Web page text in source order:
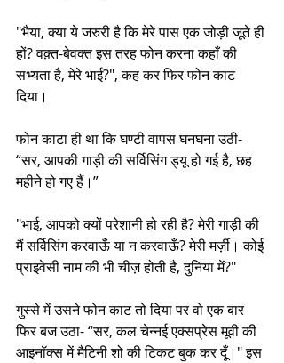
"भैया, क्या ये जरुरी है कि मेरे पास एक जोड़ी जूते ही
हों? वक़्त-बेवक्त इस तरह फोन करना कहाँ की
सभ्यता है, मेरे भाई?", कह कर फिर फोन काट
दिया।
फोन काटा ही था कि घण्टी वापस घनघना उठी-
“सर, आपकी गाड़ी की सर्विसिंग ड्यू हो गई है, छह
महीने हो गए हैं।”
"भाई, आपको क्यों परेशानी हो रही है? मेरी गाड़ी की
मैं सर्विसिंग करवाऊँ या न करवाऊँ? मेरी मर्ज़ी। कोई
प्राइवेसी नाम की भी चीज़ होती है, दुनिया में?"
गुस्से में उसने फोन काट तो दिया पर वो एक बार
फिर बज उठा- “सर, कल चेन्नई एक्सप्रेस मूवी की
आइनॉक्स में मैटिनी शो की टिकट बुक कर दूँ।" इस